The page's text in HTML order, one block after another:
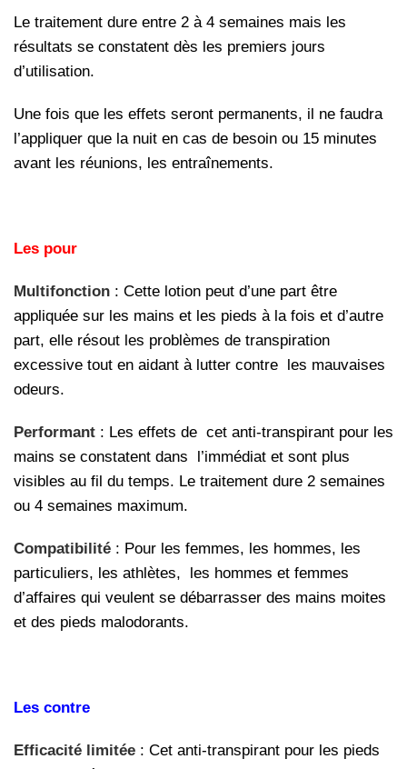
Le traitement dure entre 2 à 4 semaines mais les
résultats se constatent dès les premiers jours
d’utilisation.
Une fois que les effets seront permanents, il ne faudra
l’appliquer que la nuit en cas de besoin ou 15 minutes
avant les réunions, les entraînements.
Les pour
Multifonction : Cette lotion peut d’une part être
appliquée sur les mains et les pieds à la fois et d’autre
part, elle résout les problèmes de transpiration
excessive tout en aidant à lutter contre les mauvaises
odeurs.
Performant : Les effets de cet anti-transpirant pour les
mains se constatent dans l’immédiat et sont plus
visibles au fil du temps. Le traitement dure 2 semaines
ou 4 semaines maximum.
Compatibilité : Pour les femmes, les hommes, les
particuliers, les athlètes, les hommes et femmes
d’affaires qui veulent se débarrasser des mains moites
et des pieds malodorants.
Les contre
Efficacité limitée : Cet anti-transpirant pour les pieds